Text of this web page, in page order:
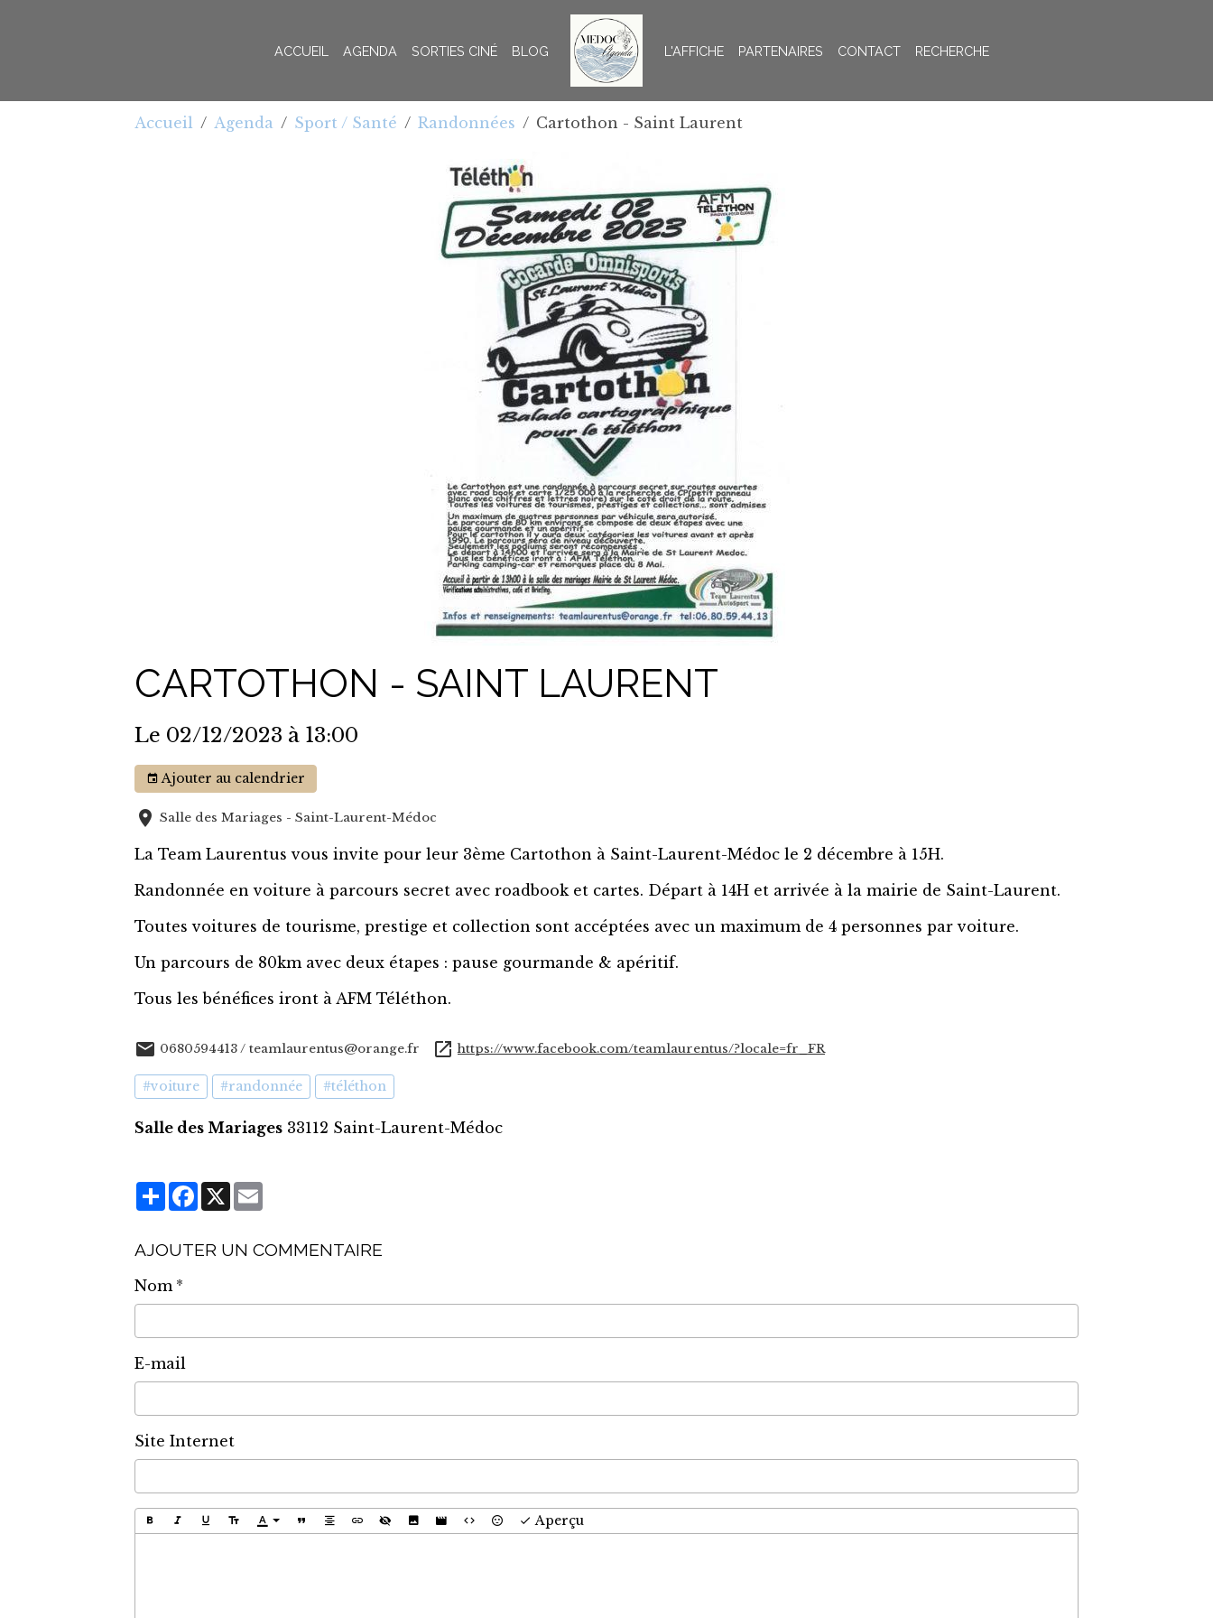
ACCUEIL AGENDA SORTIES CINÉ BLOG L'AFFICHE PARTENAIRES CONTACT RECHERCHE
Accueil Agenda Sport / Santé Randonnées Cartothon - Saint Laurent
CARTOTHON - SAINT LAURENT
Le 02/12/2023 à 13:00
Ajouter au calendrier
Salle des Mariages - Saint-Laurent-Médoc
La Team Laurentus vous invite pour leur 3ème Cartothon à Saint-Laurent-Médoc le 2 décembre à 15H.
Randonnée en voiture à parcours secret avec roadbook et cartes. Départ à 14H et arrivée à la mairie de Saint-Laurent.
Toutes voitures de tourisme, prestige et collection sont accéptées avec un maximum de 4 personnes par voiture.
Un parcours de 80km avec deux étapes : pause gourmande & apéritif.
Tous les bénéfices iront à AFM Téléthon.
0680594413 / teamlaurentus@orange.fr https://www.facebook.com/teamlaurentus/?locale=fr_FR
#voiture #randonnée #téléthon
Salle des Mariages 33112 Saint-Laurent-Médoc
PartagerFacebook
X
AJOUTER UN COMMENTAIRE
Nom
E-mail
Site Internet
Aperçu